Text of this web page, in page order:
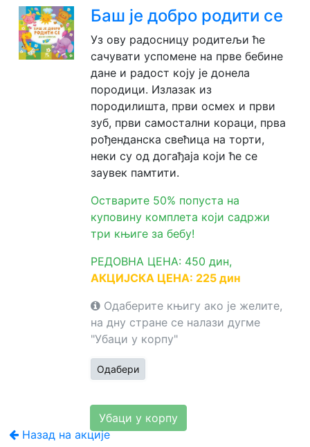
Баш је добро родити се
Уз ову радосницу родитељи ће
сачувати успомене на прве бебине
дане и радост коју је донела
породици. Излазак из
породилишта, први осмех и први
зуб, први самостални кораци, прва
рођенданска свећица на торти,
неки су од догађаја који ће се
заувек памтити.
Остварите 50% попуста на
куповину комплета који садржи
три књиге за бебу!
РЕДОВНА ЦЕНА: 450 дин,
АКЦИЈСКА ЦЕНА: 225 дин
Одаберите књигу ако је желите,
на дну стране се налази дугме
"Убаци у корпу"
Одабери
Назад на акције